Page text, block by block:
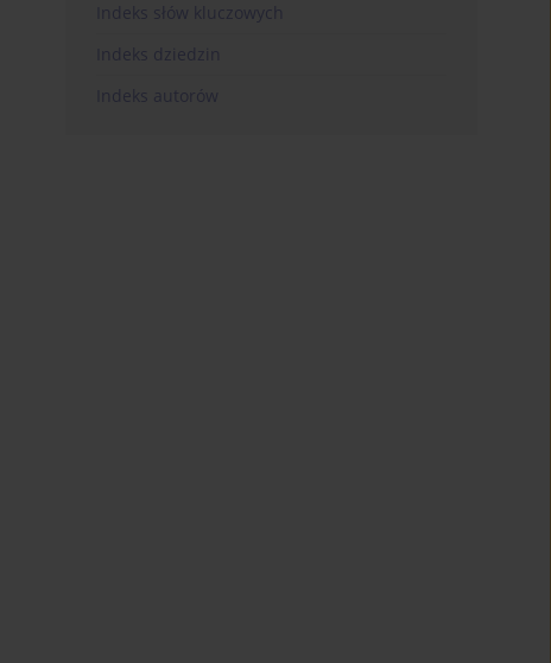
Indeks słów kluczowych
Indeks dziedzin
Indeks autorów